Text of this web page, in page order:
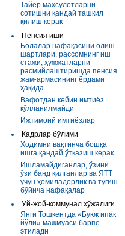
Тайёр маҳсулотларни
сотишни қандай ташкил
қилиш керак
Пенсия иши
Болалар нафақасини олиш
шартлари, рассомнинг иш
стажи, ҳужжатларни
расмийлаштиришда пенсия
жамғармасининг ёрдами
ҳақида…
Вафотдан кейин имтиёз
қўлланилмайди
Ижтимоий имтиёзлар
Кадрлар бўлими
Ходимни вақтинча бошқа
ишга қандай ўтказиш керак
Ишламайдиганлар, ўзини
ўзи банд қилганлар ва ЯТТ
учун ҳомиладорлик ва туғиш
бўйича нафақалар
Уй-жой-коммунал хўжалиги
Янги Тошкентда «Буюк ипак
йўли» мажмуаси барпо
этилади